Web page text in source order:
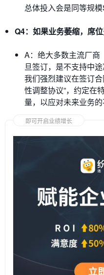
总体投入会是同等规
Q4：如果业务萎缩，席
A：绝大多数主流厂商
旦签订，是不支持中
我们强烈建议在签订
性调整协议”，约定在
量，以应对未来业务的
即可开启业绩增长